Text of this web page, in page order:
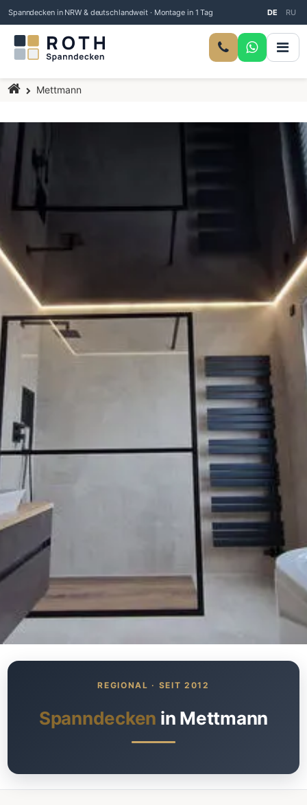
Spanndecken in NRW & deutschlandweit · Montage in 1 Tag DE RU
Startseite
Mettmann
Was kostet meine neue
Spanndecke?
Spanndecken in Mettmann